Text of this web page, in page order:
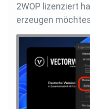
2WOP lizenziert
erzeugen